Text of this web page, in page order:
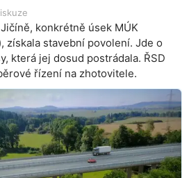
konkrétně úsek MÚK
získala stavební povolení. Jde o
která jej dosud postrádala. ŘSD
řízení na zhotovitele.